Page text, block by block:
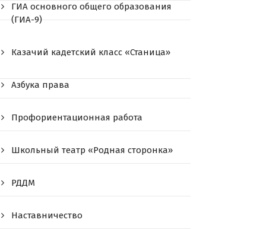
ГИА основного общего образования
(ГИА-9)
Казачий кадетский класс «Станица»
Азбука права
Профориентационная работа
Школьный театр «Родная сторонка»
РДДМ
Наставничество